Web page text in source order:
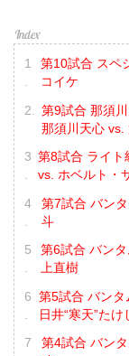
第10試合 スペ
コイケ
第9試合 那須
那須川天心 vs.
第8試合 ライト
vs. ホベルト・
第7試合 バン
斗
第6試合 バン
上直樹
第5試合 バン
日井“寒天”たけ
第4試合 バン